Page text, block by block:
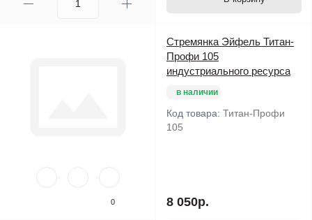
0
Стремянка Эйфель Титан-
Профи 105
индустриального ресурса
в наличии
Код товара: Титан-Профи
105
8 050р.